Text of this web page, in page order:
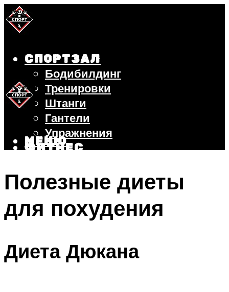
СПОРТЗАЛ
Бодибилдинг
Тренировки
Штанги
Гантели
Упражнения
ФИТНЕС
ВЕЛОСИПЕД
ПОХУДЕНИЕ
МЕНЮ
Полезные диеты
для похудения
Диета Дюкана